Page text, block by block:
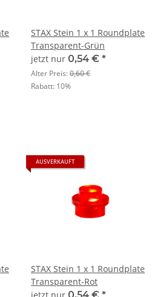
STAX Stein 1 x 1 Roundplate
Transparent-Grün
jetzt nur 0,54 € *
Alter Preis:0,60 €
Rabatt: 10%
AUSVERKAUFT
STAX Stein 1 x 1 Roundplate
Transparent-Rot